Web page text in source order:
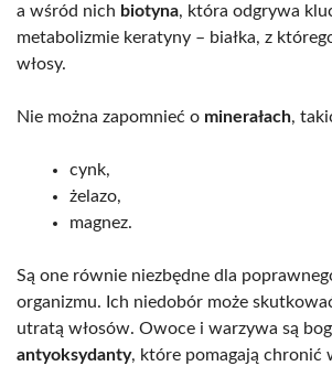
a wśród nich biotyna, która odgrywa
metabolizmie keratyny – białka, z
włosy.
Nie można zapomnieć o minerałach,
cynk,
żelazo,
magnez.
Są one równie niezbędne dla
organizmu. Ich niedobór może
utratą włosów. Owoce i warzywa są
antyoksydanty, które pomagają chronić